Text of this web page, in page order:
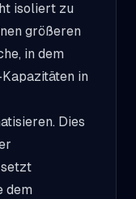
isoliert zu
größeren
in dem
in
Dies
dem